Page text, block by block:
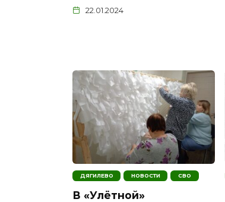
22.01.2024
ДЯГИЛЕВО НОВОСТИ СВО
В «Улётной»